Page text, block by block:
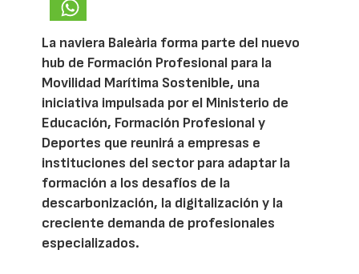
La naviera Baleària forma parte del nuevo
hub de Formación Profesional para la
Movilidad Marítima Sostenible, una
iniciativa impulsada por el Ministerio de
Educación, Formación Profesional y
Deportes que reunirá a empresas e
instituciones del sector para adaptar la
formación a los desafíos de la
descarbonización, la digitalización y la
creciente demanda de profesionales
especializados.